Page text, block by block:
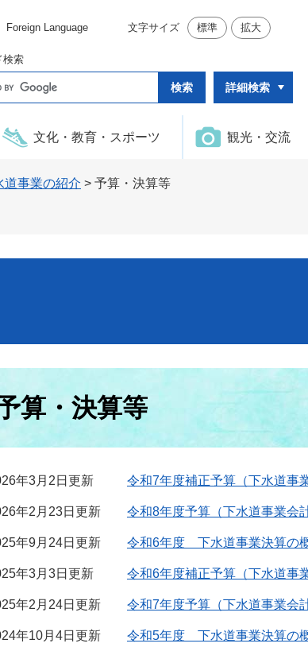
Foreign Language 文字サイズ 標準 拡大
検索
詳細検索
文化・教育・スポーツ 観光・交流
道事業の紹介 > 予算・決算等
算・決算等
年3月2日更新 令和7年度補正予算（下水道事
年2月23日更新 令和8年度予算（下水道事業会
年9月24日更新 令和6年度 下水道事業決算の
年3月3日更新 令和6年度補正予算（下水道事
年2月24日更新 令和7年度予算（下水道事業会
年10月4日更新 令和5年度 下水道事業決算の